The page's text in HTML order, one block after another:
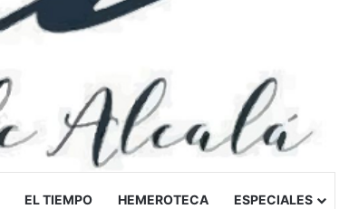
EL TIEMPO HEMEROTECA ESPECIALES